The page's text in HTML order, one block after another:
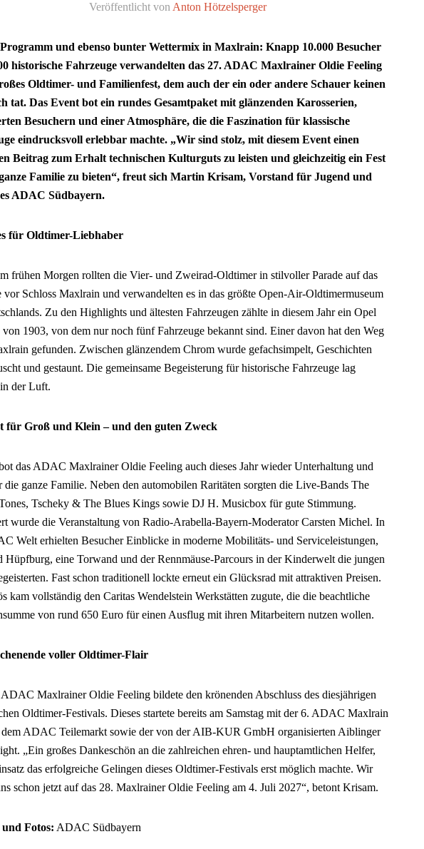
Veröffentlicht von Anton Hötzelsperger
und ebenso bunter Wettermix in Maxlrain: Knapp 10.000 Besucher
historische Fahrzeuge verwandelten das 27. ADAC Maxlrainer Oldie Feeling
Oldtimer- und Familienfest, dem auch der ein oder andere Schauer keinen
tat. Das Event bot ein rundes Gesamtpaket mit glänzenden Karosserien,
Besuchern und einer Atmosphäre, die die Faszination für klassische
eindrucksvoll erlebbar machte. „Wir sind stolz, mit diesem Event einen
Beitrag zum Erhalt technischen Kulturguts zu leisten und gleichzeitig ein Fest
Familie zu bieten“, freut sich Martin Krisam, Vorstand für Jugend und
ADAC Südbayern.
für Oldtimer-Liebhaber
frühen Morgen rollten die Vier- und Zweirad-Oldtimer in stilvoller Parade auf das
vor Schloss Maxlrain und verwandelten es in das größte Open-Air-Oldtimermuseum
Zu den Highlights und ältesten Fahrzeugen zählte in diesem Jahr ein Opel
von 1903, von dem nur noch fünf Fahrzeuge bekannt sind. Einer davon hat den Weg
gefunden. Zwischen glänzendem Chrom wurde gefachsimpelt, Geschichten
und gestaunt. Die gemeinsame Begeisterung für historische Fahrzeuge lag
der Luft.
für Groß und Klein – und den guten Zweck
das ADAC Maxlrainer Oldie Feeling auch dieses Jahr wieder Unterhaltung und
die ganze Familie. Neben den automobilen Raritäten sorgten die Live-Bands The
Tscheky & The Blues Kings sowie DJ H. Musicbox für gute Stimmung.
wurde die Veranstaltung von Radio-Arabella-Bayern-Moderator Carsten Michel. In
Welt erhielten Besucher Einblicke in moderne Mobilitäts- und Serviceleistungen,
Hüpfburg, eine Torwand und der Rennmäuse-Parcours in der Kinderwelt die jungen
Fast schon traditionell lockte erneut ein Glücksrad mit attraktiven Preisen.
kam vollständig den Caritas Wendelstein Werkstätten zugute, die die beachtliche
von rund 650 Euro für einen Ausflug mit ihren Mitarbeitern nutzen wollen.
voller Oldtimer-Flair
Maxlrainer Oldie Feeling bildete den krönenden Abschluss des diesjährigen
Oldtimer-Festivals. Dieses startete bereits am Samstag mit der 6. ADAC Maxlrain
dem ADAC Teilemarkt sowie der von der AIB-KUR GmbH organisierten Aiblinger
„Ein großes Dankeschön an die zahlreichen ehren- und hauptamtlichen Helfer,
das erfolgreiche Gelingen dieses Oldtimer-Festivals erst möglich machte. Wir
schon jetzt auf das 28. Maxlrainer Oldie Feeling am 4. Juli 2027“, betont Krisam.
Fotos: ADAC Südbayern